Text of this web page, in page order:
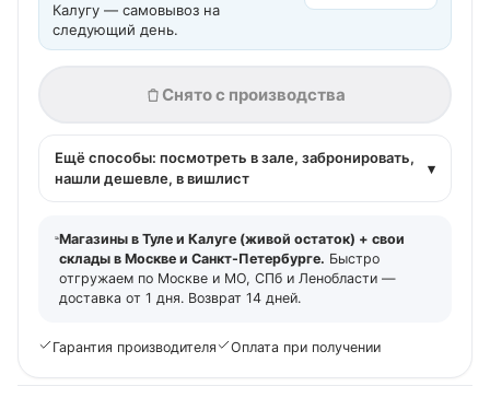
Калугу — самовывоз на
следующий день.
Снято с производства
Ещё способы: посмотреть в зале, забронировать,
нашли дешевле, в вишлист
▾
Магазины в Туле и Калуге (живой остаток) + свои
склады в Москве и Санкт-Петербурге. Быстро
отгружаем по Москве и МО, СПб и Ленобласти —
доставка от 1 дня. Возврат 14 дней.
Гарантия производителя Оплата при получении